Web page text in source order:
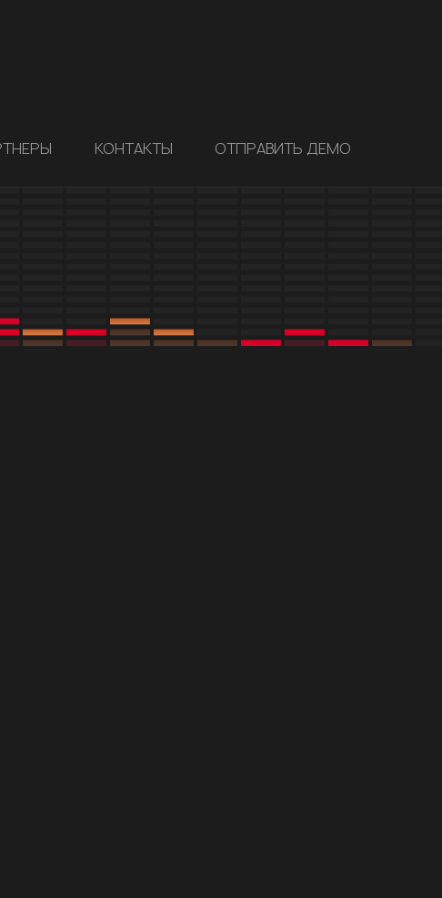
КОНТАКТЫ
ОТПРАВИТЬ ДЕМО